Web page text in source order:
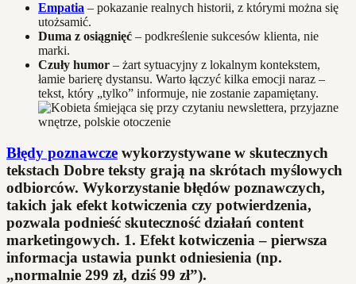
Empatia – pokazanie realnych historii, z którymi można się
utożsamić.
Duma z osiągnięć – podkreślenie sukcesów klienta, nie
marki.
Czuły humor – żart sytuacyjny z lokalnym kontekstem,
łamie barierę dystansu. Warto łączyć kilka emocji naraz –
tekst, który „tylko” informuje, nie zostanie zapamiętany.
Błędy poznawcze wykorzystywane w skutecznych
tekstach Dobre teksty grają na skrótach myślowych
odbiorców. Wykorzystanie błędów poznawczych,
takich jak efekt kotwiczenia czy potwierdzenia,
pozwala podnieść skuteczność działań content
marketingowych. 1. Efekt kotwiczenia – pierwsza
informacja ustawia punkt odniesienia (np.
„normalnie 299 zł, dziś 99 zł”).